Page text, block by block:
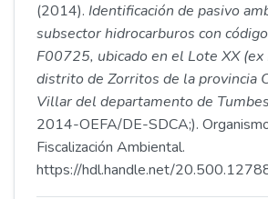
(2014). Identificación de pasivo
subsector hidrocarburos con
F00725, ubicado en el Lote XX
distrito de Zorritos de la provincia
Villar del departamento de Tumbes
2014-OEFA/DE-SDCA;).
Fiscalización Ambiental.
https://hdl.handle.net/